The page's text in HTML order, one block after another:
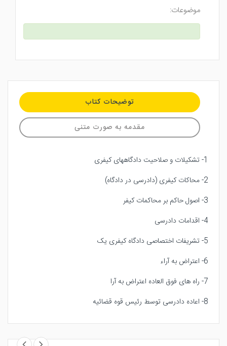
موضوعات:
توضیحات کتاب
مقدمه به صورت متنی
1- تشکیلات و صلاحیت دادگاههای کیفری
2- محاکات کیفری (دادرسی در دادگاه)
3- اصول حاکم بر محاکمات کیفر
4- اقدامات دادرسی
5- تشریفات اختصاصی دادگاه کیفری یک
6- اعتراض به آراء
7- راه های فوق العاده اعتراض به آرا
8- اعاده دادرسی توسط رئیس قوه قضائیه